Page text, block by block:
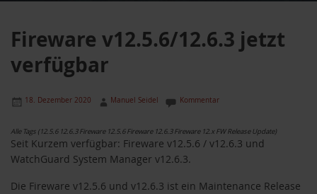
Fireware v12.5.6/12.6.3 jetzt
verfügbar
18. Dezember 2020 Manuel Seidel Kommentar
Alle Tags (12.5.6 12.6.3 Fireware 12.5.6 Fireware 12.6.3 Fireware 12.x FW Release Update)
Seit Kurzem verfügbar: Fireware v12.5.6 / v12.6.3 und
WatchGuard System Manager v12.6.3.
Die Fireware v12.5.6 und v12.6.3 ist ein Maintenance Release